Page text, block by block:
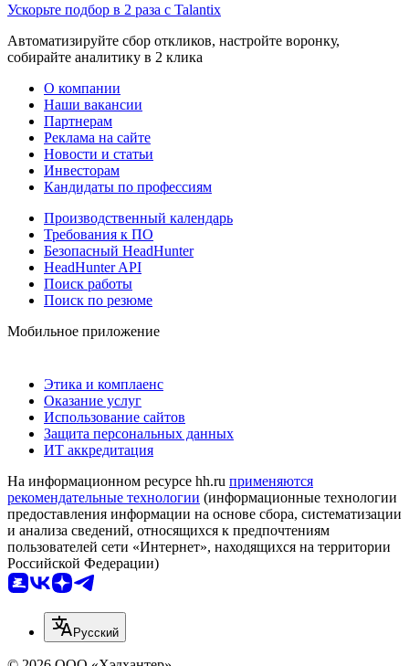
Ускорьте подбор в 2 раза с Talantix
Автоматизируйте сбор откликов, настройте воронку,
собирайте аналитику в 2 клика
О компании
Наши вакансии
Партнерам
Реклама на сайте
Новости и статьи
Инвесторам
Кандидаты по профессиям
Производственный календарь
Требования к ПО
Безопасный HeadHunter
HeadHunter API
Поиск работы
Поиск по резюме
Мобильное приложение
Этика и комплаенс
Оказание услуг
Использование сайтов
Защита персональных данных
ИТ аккредитация
На информационном ресурсе hh.ru применяются
рекомендательные технологии (информационные технологии
предоставления информации на основе сбора, систематизации
и анализа сведений, относящихся к предпочтениям
пользователей сети «Интернет», находящихся на территории
Российской Федерации)
Русский